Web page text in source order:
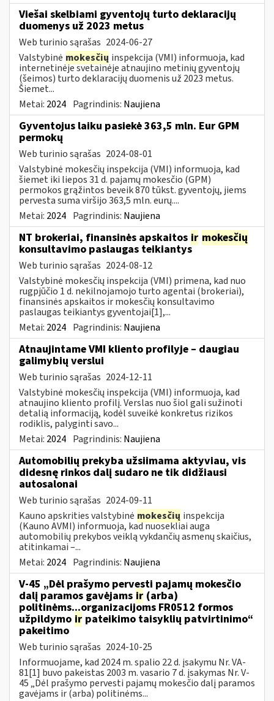
Viešai skelbiami gyventojų turto deklaracijų
duomenys už 2023 metus
Web turinio sąrašas 2024-06-27
Valstybinė mokesčių inspekcija (VMI) informuoja, kad
internetinėje svetainėje atnaujino metinių gyventojų
(šeimos) turto deklaracijų duomenis už 2023 metus.
Šiemet...
Metai: 2024 Pagrindinis: Naujiena
Gyventojus laiku pasiekė 363,5 mln. Eur GPM
permokų
Web turinio sąrašas 2024-08-01
Valstybinė mokesčių inspekcija (VMI) informuoja, kad
šiemet iki liepos 31 d. pajamų mokesčio (GPM)
permokos grąžintos beveik 870 tūkst. gyventojų, jiems
pervesta suma viršijo 363,5 mln. eurų....
Metai: 2024 Pagrindinis: Naujiena
NT brokeriai, finansinės apskaitos ir mokesčių
konsultavimo paslaugas teikiantys
Web turinio sąrašas 2024-08-12
Valstybinė mokesčių inspekcija (VMI) primena, kad nuo
rugpjūčio 1 d. nekilnojamojo turto agentai (brokeriai),
finansinės apskaitos ir mokesčių konsultavimo
paslaugas teikiantys gyventojai[1],...
Metai: 2024 Pagrindinis: Naujiena
Atnaujintame VMI kliento profilyje – daugiau
galimybių verslui
Web turinio sąrašas 2024-12-11
Valstybinė mokesčių inspekcija (VMI) informuoja, kad
atnaujino kliento profilį. Verslas nuo šiol gali sužinoti
detalią informaciją, kodėl suveikė konkretus rizikos
rodiklis, palyginti savo...
Metai: 2024 Pagrindinis: Naujiena
Automobilių prekyba užsiimama aktyviau, vis
didesnę rinkos dalį sudaro ne tik didžiausi
autosalonai
Web turinio sąrašas 2024-09-11
Kauno apskrities valstybinė mokesčių inspekcija
(Kauno AVMI) informuoja, kad nuosekliai auga
automobilių prekybos veiklą vykdančių asmenų skaičius,
atitinkamai –...
Metai: 2024 Pagrindinis: Naujiena
V-45 „Dėl prašymo pervesti pajamų mokesčio
dalį paramos gavėjams ir (arba)
politinėms...organizacijoms FR0512 formos
užpildymo ir pateikimo taisyklių patvirtinimo“
pakeitimo
Web turinio sąrašas 2024-10-25
Informuojame, kad 2024 m. spalio 22 d. įsakymu Nr. VA-
81[1] buvo pakeistas 2003 m. vasario 7 d. įsakymas Nr. V-
45 „Dėl prašymo pervesti pajamų mokesčio dalį paramos
gavėjams ir (arba) politinėms...